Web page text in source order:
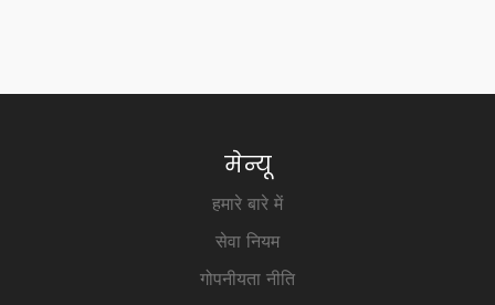
मेन्यू
हमारे बारे में
सेवा नियम
गोपनीयता नीति